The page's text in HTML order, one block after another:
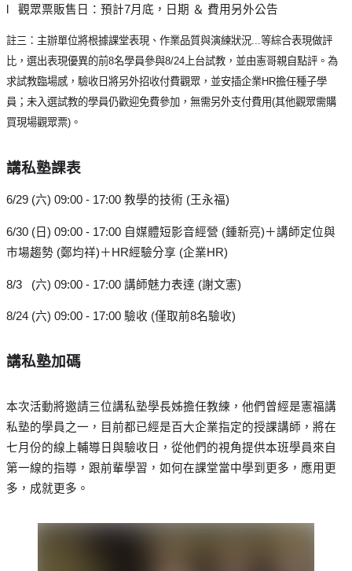
l   觀眾票販售日：預計7月底，日期 ＆ 費用另外公告
註三：主辦單位將根據課堂表現、作業品質與演練狀況...等綜合表現做評
比，選出表現優異的前8名學員參與8/24上台試教，並由憲哥親自點評。為
求試教臨場感，驗收日將另外招收付費觀眾，並安插企業HR擔任種子學
員；未入選試教的學員仍歡迎免費參加，無需另外支付費用(其他觀眾需購
買現場觀眾票)。
講私塾課表
6/29 (六) 09:00 - 17:00 教學的技術 (王永福)
6/30 (日) 09:00 - 17:00 自媒體短影音經營 (鍾新亮)＋講師定位與
市場趨勢 (鄭均祥)＋HR經驗分享 (企業HR)
8/3   (六) 09:00 - 17:00 講師魅力表達 (謝文憲)
8/24 (六) 09:00 - 17:00 驗收 (僅取前8名驗收)
講私塾加碼
本次活動將邀請三位講私塾學長姊擔任教練，他們曾經是憲福講
私塾的學員之一，目前都已經是百大企業指定的授課講師，將在
七月份的線上輔導日與驗收日，從他們的視角提供本班學員來自
第一線的指導，跟前輩學習，如何在課堂當中學到更多，應用更
多，成就更多。